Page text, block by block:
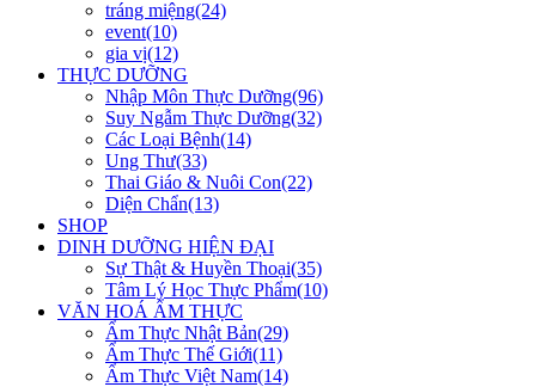
tráng miệng(24)
event(10)
gia vị(12)
THỰC DƯỠNG
Nhập Môn Thực Dưỡng(96)
Suy Ngẫm Thực Dưỡng(32)
Các Loại Bệnh(14)
Ung Thư(33)
Thai Giáo & Nuôi Con(22)
Diện Chẩn(13)
SHOP
DINH DƯỠNG HIỆN ĐẠI
Sự Thật & Huyền Thoại(35)
Tâm Lý Học Thực Phẩm(10)
VĂN HOÁ ẨM THỰC
Ẩm Thực Nhật Bản(29)
Ẩm Thực Thế Giới(11)
Ẩm Thực Việt Nam(14)